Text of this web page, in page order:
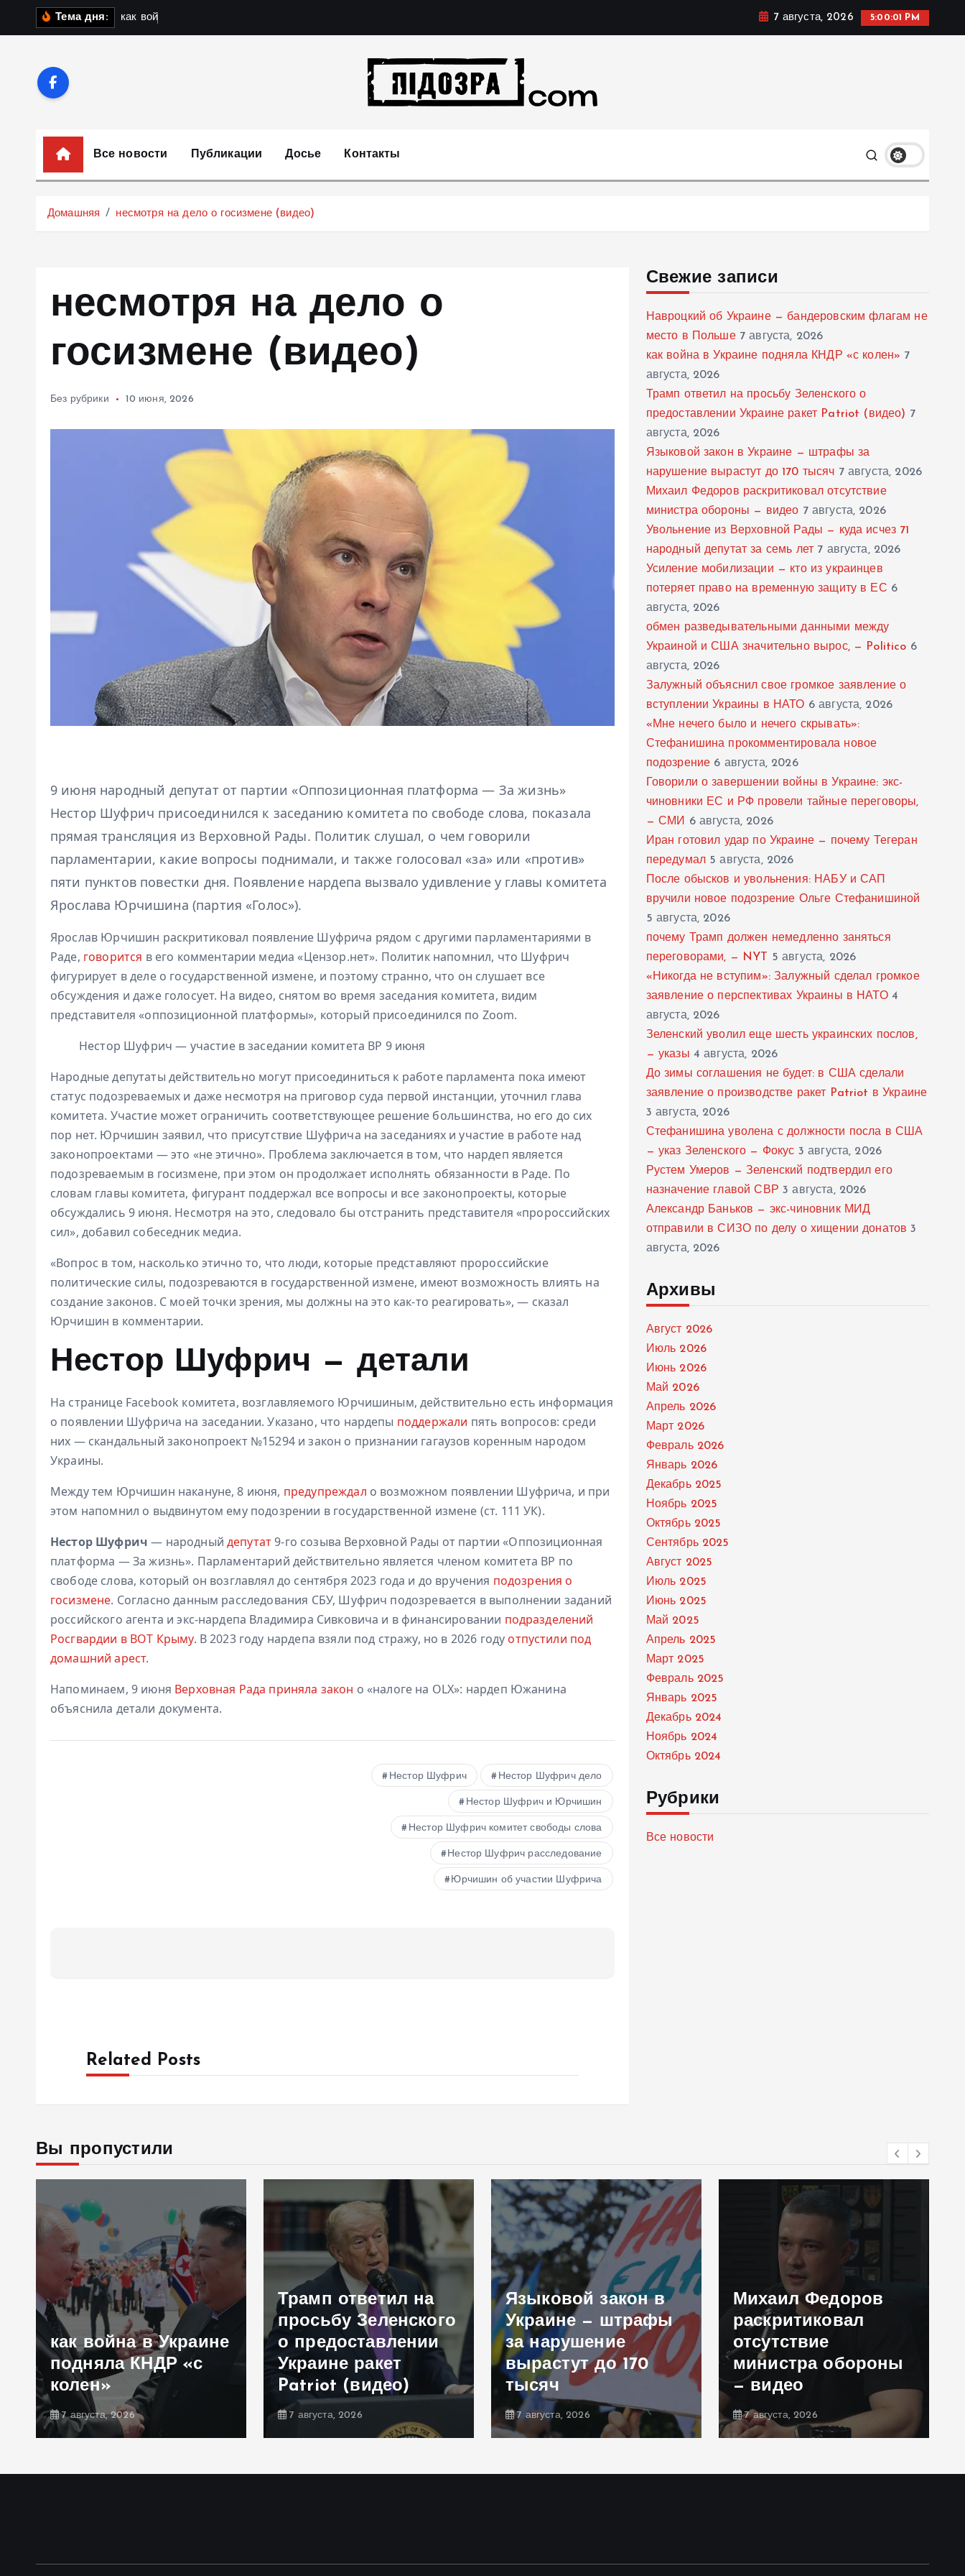
Тема дня: как вой 7 августа, 2026 5:00:02 PM
Все новости Публикации Досье Контакты
Домашняя несмотря на дело о госизмене (видео)
несмотря на дело о
госизмене (видео)
Без рубрики 10 июня, 2026
9 июня народный депутат от партии «Оппозиционная платформа — За жизнь»
Нестор Шуфрич присоединился к заседанию комитета по свободе слова, показала
прямая трансляция из Верховной Рады. Политик слушал, о чем говорили
парламентарии, какие вопросы поднимали, и также голосовал «за» или «против»
пяти пунктов повестки дня. Появление нардепа вызвало удивление у главы комитета
Ярослава Юрчишина (партия «Голос»).
Ярослав Юрчишин раскритиковал появление Шуфрича рядом с другими парламентариями в
Раде, говорится в его комментарии медиа «Цензор.нет». Политик напомнил, что Шуфрич
фигурирует в деле о государственной измене, и поэтому странно, что он слушает все
обсуждения и даже голосует. На видео, снятом во время заседания комитета, видим
представителя «оппозиционной платформы», который присоединился по Zoom.
Нестор Шуфрич — участие в заседании комитета ВР 9 июня
Народные депутаты действительно могут присоединиться к работе парламента пока имеют
статус подозреваемых и даже несмотря на приговор суда первой инстанции, уточнил глава
комитета. Участие может ограничить соответствующее решение большинства, но его до сих
пор нет. Юрчишин заявил, что присутствие Шуфрича на заседаниях и участие в работе над
законопроектами — это «не этично». Проблема заключается в том, что нардеп является
подозреваемым в госизмене, при этом он продолжает исполнять обязанности в Раде. По
словам главы комитета, фигурант поддержал все вопросы и все законопроекты, которые
обсуждались 9 июня. Несмотря на это, следовало бы отстранить представителя «пророссийских
сил», добавил собеседник медиа.
«Вопрос в том, насколько этично то, что люди, которые представляют пророссийские
политические силы, подозреваются в государственной измене, имеют возможность влиять на
создание законов. С моей точки зрения, мы должны на это как-то реагировать», — сказал
Юрчишин в комментарии.
Нестор Шуфрич — детали
На странице Facebook комитета, возглавляемого Юрчишиным, действительно есть информация
о появлении Шуфрича на заседании. Указано, что нардепы поддержали пять вопросов: среди
них — скандальный законопроект №15294 и закон о признании гагаузов коренным народом
Украины.
Между тем Юрчишин накануне, 8 июня, предупреждал о возможном появлении Шуфрича, и при
этом напомнил о выдвинутом ему подозрении в государственной измене (ст. 111 УК).
Нестор Шуфрич — народныйдепутат9-го созыва Верховной Рады от партии «Оппозиционная
платформа — За жизнь». Парламентарий действительно является членом комитета ВР по
свободе слова, который он возглавлял до сентября 2023 года и до вручения подозрения о
госизмене. Согласно данным расследования СБУ, Шуфрич подозревается в выполнении заданий
российского агента и экс-нардепа Владимира Сивковича и в финансировании подразделений
Росгвардии в ВОТ Крыму. В 2023 году нардепа взяли под стражу, но в 2026 году отпустили под
домашний арест.
Напоминаем, 9 июня Верховная Рада приняла закон о «налоге на OLX»: нардеп Южанина
объяснила детали документа.
Нестор Шуфрич Нестор Шуфрич дело
Нестор Шуфрич и Юрчишин
Нестор Шуфрич комитет свободы слова
Нестор Шуфрич расследование
Юрчишин об участии Шуфрича
Related Posts
Свежие записи
Навроцкий об Украине — бандеровским флагам не
место в Польше 7 августа, 2026
как война в Украине подняла КНДР «с колен» 7
августа, 2026
Трамп ответил на просьбу Зеленского о
предоставлении Украине ракет Patriot (видео) 7
августа, 2026
Языковой закон в Украине — штрафы за
нарушение вырастут до 170 тысяч 7 августа, 2026
Михаил Федоров раскритиковал отсутствие
министра обороны — видео 7 августа, 2026
Увольнение из Верховной Рады — куда исчез 71
народный депутат за семь лет 7 августа, 2026
Усиление мобилизации — кто из украинцев
потеряет право на временную защиту в ЕС 6
августа, 2026
обмен разведывательными данными между
Украиной и США значительно вырос, — Politico 6
августа, 2026
Залужный объяснил свое громкое заявление о
вступлении Украины в НАТО 6 августа, 2026
«Мне нечего было и нечего скрывать»:
Стефанишина прокомментировала новое
подозрение 6 августа, 2026
Говорили о завершении войны в Украине: экс-
чиновники ЕС и РФ провели тайные переговоры,
— СМИ 6 августа, 2026
Иран готовил удар по Украине — почему Тегеран
передумал 5 августа, 2026
После обысков и увольнения: НАБУ и САП
вручили новое подозрение Ольге Стефанишиной
5 августа, 2026
почему Трамп должен немедленно заняться
переговорами, — NYT
5 августа, 2026
«Никогда не вступим»: Залужный сделал громкое
заявление о перспективах Украины в НАТО 4
августа, 2026
Зеленский уволил еще шесть украинских послов,
— указы 4 августа, 2026
До зимы соглашения не будет: в США сделали
заявление о производстве ракет Patriot в Украине
3 августа, 2026
Стефанишина уволена с должности посла в США
— указ Зеленского — Фокус 3 августа, 2026
Рустем Умеров — Зеленский подтвердил его
назначение главой СВР 3 августа, 2026
Александр Баньков — экс-чиновник МИД
отправили в СИЗО по делу о хищении донатов 3
августа, 2026
Архивы
Август 2026
Июль 2026
Июнь 2026
Май 2026
Апрель 2026
Март 2026
Февраль 2026
Январь 2026
Декабрь 2025
Ноябрь 2025
Октябрь 2025
Сентябрь 2025
Август 2025
Июль 2025
Июнь 2025
Май 2025
Апрель 2025
Март 2025
Февраль 2025
Январь 2025
Декабрь 2024
Ноябрь 2024
Октябрь 2024
Рубрики
Все новости
Вы пропустили
как война в Украине
подняла КНДР «с
колен»
7 августа, 2026
Трамп ответил на
просьбу Зеленского
о предоставлении
Украине ракет
Patriot (видео)
7 августа, 2026
Языковой закон в
Украине — штрафы
за нарушение
вырастут до 170
тысяч
7 августа, 2026
Михаил Федоров
раскритиковал
отсутствие
министра обороны
— видео
7 августа, 2026